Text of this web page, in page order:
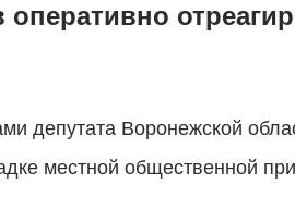
депутата Воронежской
местной общественной